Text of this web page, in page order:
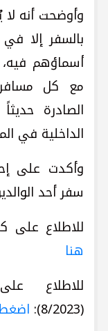
وأوضحت أنه
بالسفر إلا
أسماؤهم
مع كل
الداخلية في
وأكدت على
سفر أحد
للاطلاع على
هنا
للاطلاع
(8/2023):